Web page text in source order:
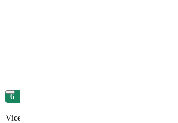
6
Více času v Oslu